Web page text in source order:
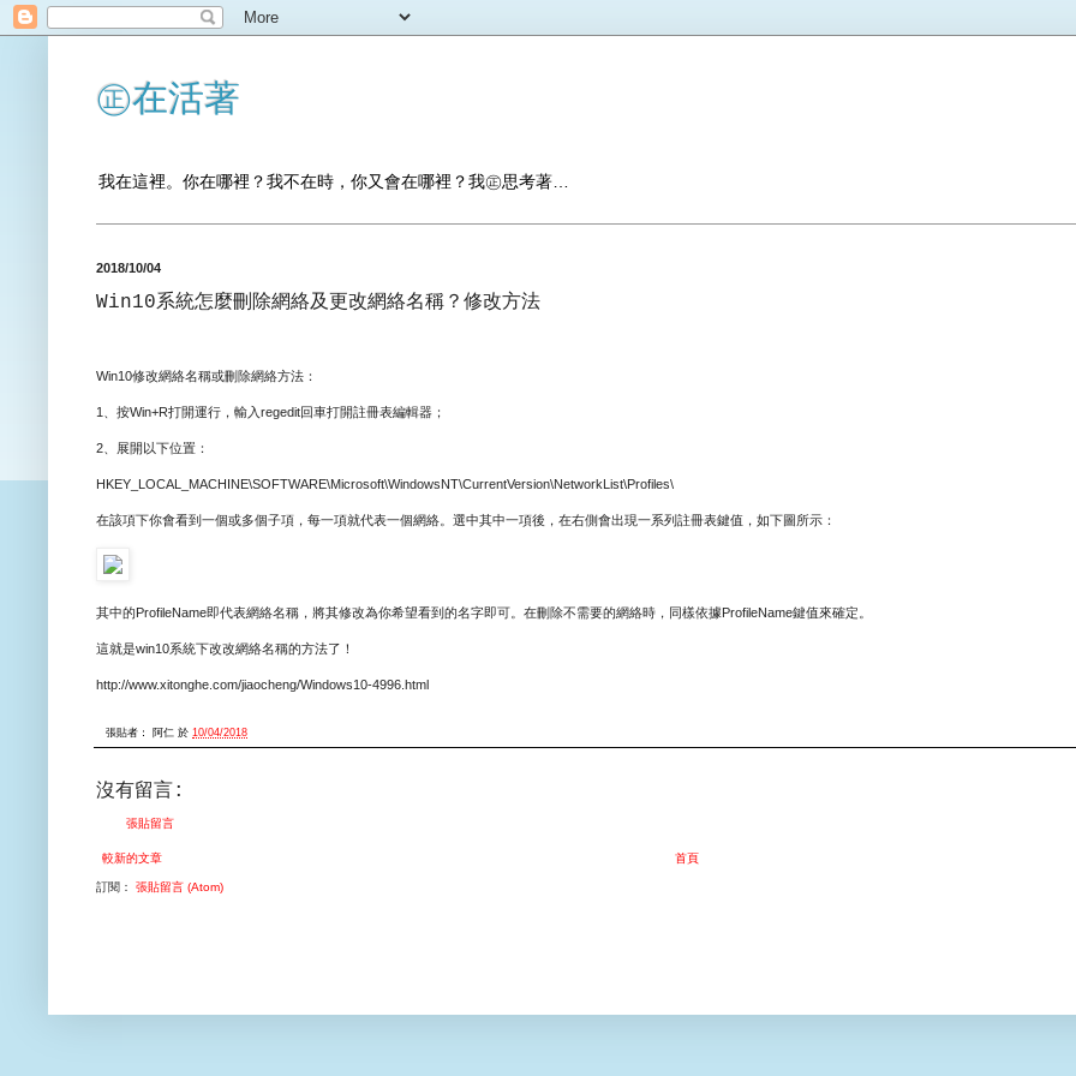
㊣在活著
我在這裡。你在哪裡？我不在時，你又會在哪裡？我㊣思考著…
2018/10/04
Win10系統怎麼刪除網絡及更改網絡名稱？修改方法
Win10修改網絡名稱或刪除網絡方法：
1、按Win+R打開運行，輸入regedit回車打開註冊表編輯器；
2、展開以下位置：
HKEY_LOCAL_MACHINE\SOFTWARE\Microsoft\WindowsNT\CurrentVersion\NetworkList\Profiles\
在該項下你會看到一個或多個子項，每一項就代表一個網絡。選中其中一項後，在右側會出現一系列註冊表鍵值，如下圖所示：
其中的ProfileName即代表網絡名稱，將其修改為你希望看到的名字即可。在刪除不需要的網絡時，同樣依據ProfileName鍵值來確定。
這就是win10系統下改改網絡名稱的方法了！
http://www.xitonghe.com/jiaocheng/Windows10-4996.html
張貼者： 阿仁 於 10/04/2018
沒有留言:
張貼留言
較新的文章 首頁
訂閱： 張貼留言 (Atom)